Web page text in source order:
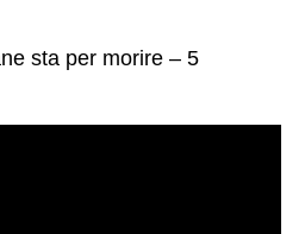
sta per morire – 5